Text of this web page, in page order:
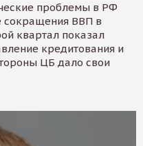
проблемы в РФ
сокращения ВВП в
квартал показал
кредитования и
ЦБ дало свои